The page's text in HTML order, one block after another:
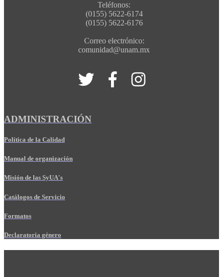
Teléfonos:
(0155) 5622-6174
(0155) 5622-6176
Correo electrónico:
comunidad@unam.mx
ADMINISTRACIÓN
Política de la Calidad
Manual de organización
Misión de las SyUA's
Catálogos de Servicio
Formatos
Declaratoria género